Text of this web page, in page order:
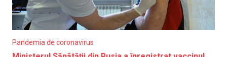
Pandemia de coronavirus